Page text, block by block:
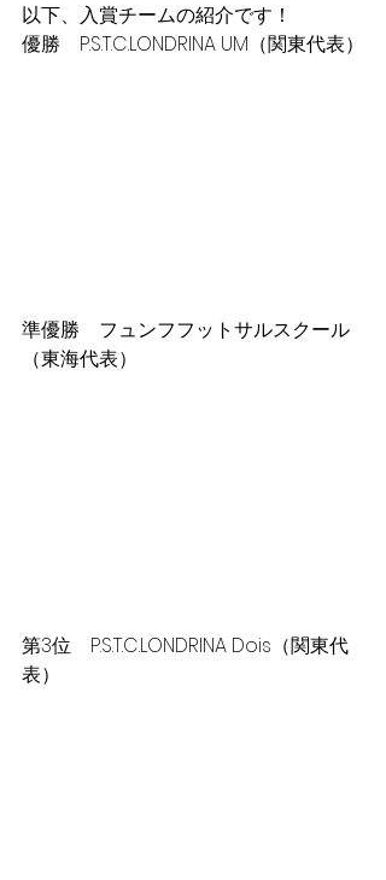
以下、入賞チームの紹介です！
優勝　P.S.T.C.LONDRINA UM（関東代表）
準優勝　フュンフフットサルスクール
（東海代表）
第3位　P.S.T.C.LONDRINA Dois（関東代
表）